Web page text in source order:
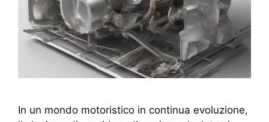
In un mondo motoristico in continua evoluzione,